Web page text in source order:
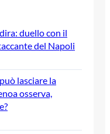
duello con il
del Napoli
lasciare la
osserva,